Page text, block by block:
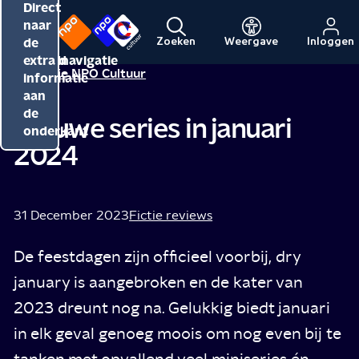
Direct
naar
de
inhoud
Direct
naar
de
hoofdnavigatie
Direct
naar
de
extra
informatie
aan
de
onderkant
Menu
Naar
de
NPO
Naar
de
NPO
Zoeken Weergave Inloggen
Redactie NPO Cultuur
Nieuwe series in januari
2024
31 December 2023Fictie reviews
De feestdagen zijn officieel voorbij, dry
january is aangebroken en de kater van
2023 dreunt nog na. Gelukkig biedt januari
in elk geval genoeg moois om nog even bij te